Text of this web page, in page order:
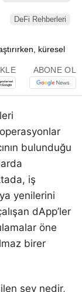
DeFi Rehberleri
ABONE OL
bulunduğu
iş
yenilerini
dApp’ler
öne
birer
şey nedir,